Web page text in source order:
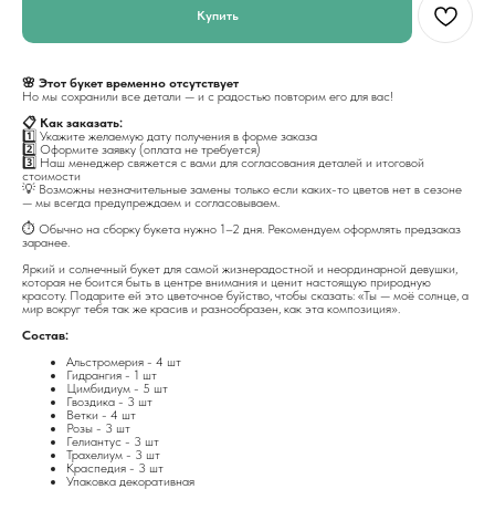
Купить
🌸 Этот букет временно отсутствует
Но мы сохранили все детали — и с радостью повторим его для вас!
📋 Как заказать:
1️⃣ Укажите желаемую дату получения в форме заказа
2️⃣ Оформите заявку (оплата не требуется)
3️⃣ Наш менеджер свяжется с вами для согласования деталей и итоговой
стоимости
💡 Возможны незначительные замены только если каких-то цветов нет в сезоне
— мы всегда предупреждаем и согласовываем.
⏱️ Обычно на сборку букета нужно 1–2 дня. Рекомендуем оформлять предзаказ
заранее.
Яркий и солнечный букет для самой жизнерадостной и неординарной девушки,
которая не боится быть в центре внимания и ценит настоящую природную
красоту. Подарите ей это цветочное буйство, чтобы сказать: «Ты — моё солнце, а
мир вокруг тебя так же красив и разнообразен, как эта композиция».
Состав:
Альстромерия - 4 шт
Гидрангия - 1 шт
Цимбидиум - 5 шт
Гвоздика - 3 шт
Ветки - 4 шт
Розы - 3 шт
Гелиантус - 3 шт
Трахелиум - 3 шт
Краспедия - 3 шт
Упаковка декоративная